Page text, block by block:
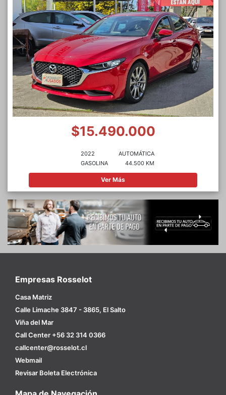
$15.490.000
2022
GASOLINA
AUTOMÁTICA
44.500 KM
Ver Más
Empresas Rosselot
Casa Matriz
Calle Limache 3847 - 3865, El Salto
Viña del Mar
Call Center +56 32 314 0366
callcenter@rosselot.cl
Webmail
Revisar Boleta Electrónica